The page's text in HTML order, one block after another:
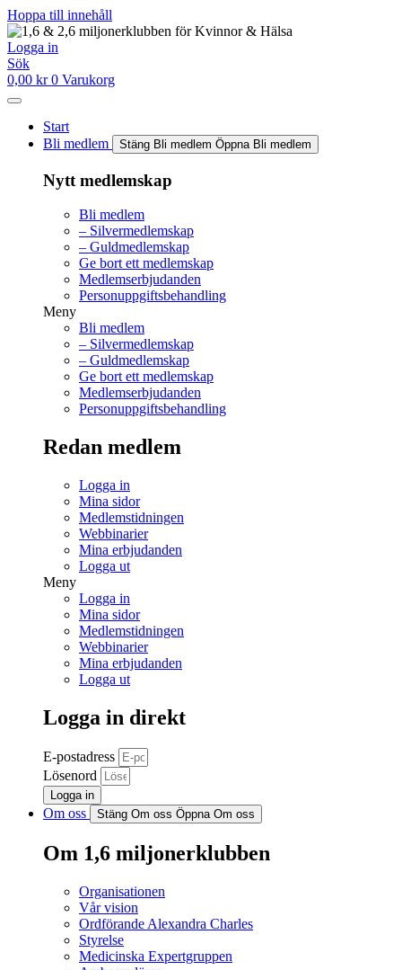
Hoppa till innehåll
Logga in
Sök
0,00 kr 0 Varukorg
Start
Bli medlem
Stäng Bli medlem Öppna Bli medlem
Nytt medlemskap
Bli medlem
– Silvermedlemskap
– Guldmedlemskap
Ge bort ett medlemskap
Medlemserbjudanden
Personuppgiftsbehandling
Meny
Bli medlem
– Silvermedlemskap
– Guldmedlemskap
Ge bort ett medlemskap
Medlemserbjudanden
Personuppgiftsbehandling
Redan medlem
Logga in
Mina sidor
Medlemstidningen
Webbinarier
Mina erbjudanden
Logga ut
Meny
Logga in
Mina sidor
Medlemstidningen
Webbinarier
Mina erbjudanden
Logga ut
Logga in direkt
E-postadress
Lösenord
Logga in
Om oss Stäng Om oss Öppna Om oss
Om 1,6 miljonerklubben
Organisationen
Vår vision
Ordförande Alexandra Charles
Styrelse
Medicinska Expertgruppen